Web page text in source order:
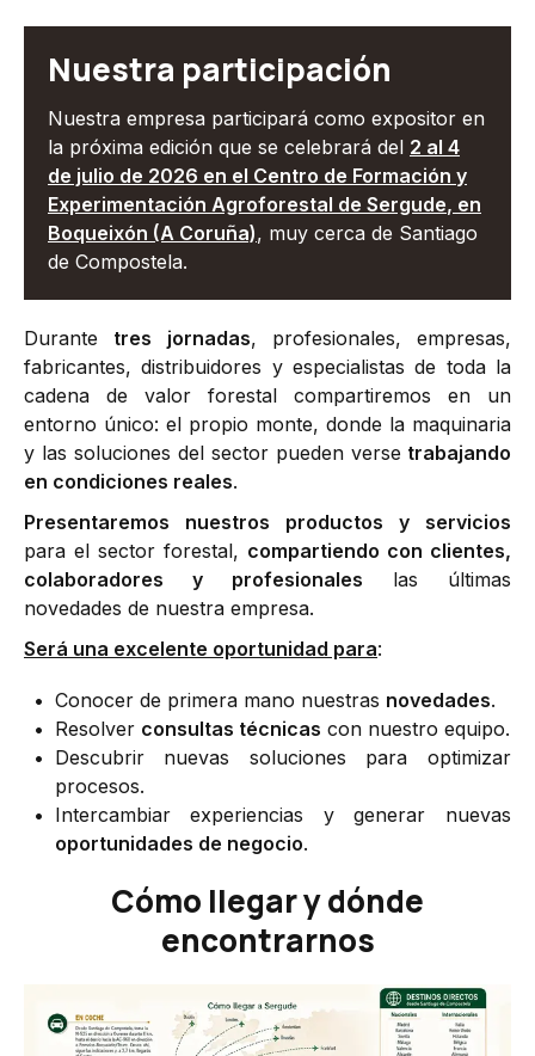
Nuestra participación
Nuestra empresa participará como expositor en
la próxima edición que se celebrará del 2 al 4
de julio de 2026 en el Centro de Formación y
Experimentación Agroforestal de Sergude, en
Boqueixón (A Coruña), muy cerca de Santiago
de Compostela.
Durante tres jornadas, profesionales, empresas,
fabricantes, distribuidores y especialistas de toda la
cadena de valor forestal compartiremos en un
entorno único: el propio monte, donde la maquinaria
y las soluciones del sector pueden verse trabajando
en condiciones reales.
Presentaremos nuestros productos y servicios
para el sector forestal, compartiendo con clientes,
colaboradores y profesionales las últimas
novedades de nuestra empresa.
Será una excelente oportunidad para:
Conocer de primera mano nuestras novedades.
Resolver consultas técnicas con nuestro equipo.
Descubrir nuevas soluciones para optimizar
procesos.
Intercambiar experiencias y generar nuevas
oportunidades de negocio.
Cómo llegar y dónde
encontrarnos